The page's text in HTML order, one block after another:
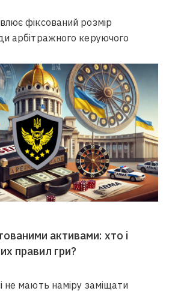
фіксований розмір
арбітражного керуючого
активами: хто і
правил гри?
не мають наміру заміщати